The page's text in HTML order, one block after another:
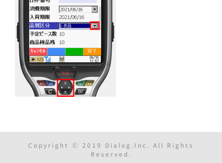
Copyright Ⓒ 2019 Dialog.Inc. All Rights
Reserved.